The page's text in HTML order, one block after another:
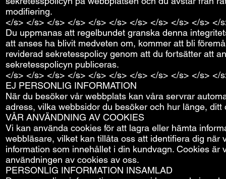
modifiering.
</s> </s> </s> </s> </s> </s> </s> </s> </s> </s> </
Du uppmanas att regelbundet granska denna
att anses ha blivit medveten om, kommer att bli
reviderad sekretesspolicy genom att du fortsätter att
sekretesspolicyn publiceras.
</s> </s> </s> </s> </s> </s> </s> </s> </s> </s> </
EJ PERSONLIG INFORMATION
När du besöker vår webbplats kan våra servrar
adress, vilka webbsidor du besöker och hur länge,
VÅR ANVÄNDNING AV COOKIES
Vi kan använda cookies för att lagra eller hämta
webbläsare, vilket kan tillåta oss att identifiera dig
information som innehållet i din kundvagn. Cookies
användningen av cookies av oss.
PERSONLIG INFORMATION INSAMLAD